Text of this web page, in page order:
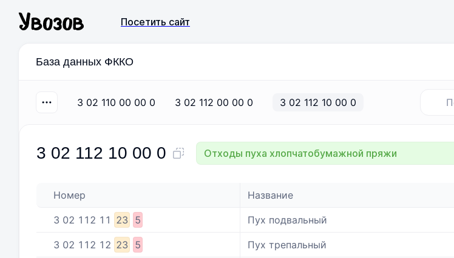
Посетить сайт
База данных ФККО
3 02 110 00 00 0 3 02 112 00 00 0 3 02 112 10 00 0
3 02 112 10 00 0 Отходы пуха хлопчатобумажной пряжи
Номер Название
3 02 112 11 23 5 Пух подвальный
3 02 112 12 23 5 Пух трепальный